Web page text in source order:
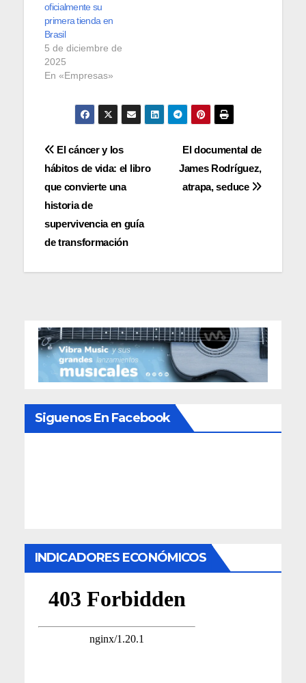
oficialmente su
primera tienda en
Brasil
5 de diciembre de
2025
En «Empresas»
Navegación
de
entradas
El documental de
James Rodríguez,
atrapa, seduce
El cáncer y los
hábitos de vida: el libro
que convierte una
historia de
supervivencia en guía
de transformación
Siguenos En Facebook
INDICADORES ECONÓMICOS